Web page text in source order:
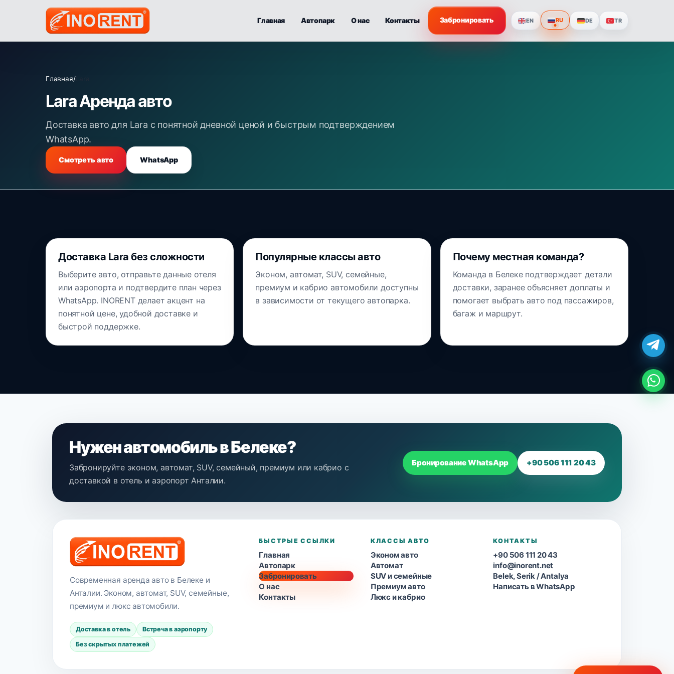
Главная Автопарк О нас Контакты Забронировать EN RU DE TR
Главная/Lara
Lara Аренда авто
Доставка авто для Lara с понятной дневной ценой и быстрым подтверждением
WhatsApp.
Смотреть авто WhatsApp
Доставка Lara без сложности
Выберите авто, отправьте данные отеля
или аэропорта и подтвердите план через
WhatsApp. INORENT делает акцент на
понятной цене, удобной доставке и
быстрой поддержке.
Популярные классы авто
Эконом, автомат, SUV, семейные,
премиум и кабрио автомобили доступны
в зависимости от текущего автопарка.
Почему местная команда?
Команда в Белеке подтверждает детали
доставки, заранее объясняет доплаты и
помогает выбрать авто под пассажиров,
багаж и маршрут.
Нужен автомобиль в Белеке?
Забронируйте эконом, автомат, SUV, семейный, премиум или кабрио с
доставкой в отель и аэропорт Анталии.
Бронирование WhatsApp +90 506 111 20 43
Современная аренда авто в Белеке и
Анталии. Эконом, автомат, SUV, семейные,
премиум и люкс автомобили.
Доставка в отель
Встреча в аэропорту
Без скрытых платежей
БЫСТРЫЕ ССЫЛКИ
Главная
Автопарк
Забронировать
О нас
Контакты
КЛАССЫ АВТО
Эконом авто
Автомат
SUV и семейные
Премиум авто
Люкс и кабрио
КОНТАКТЫ
+90 506 111 20 43
info@inorent.net
Belek, Serik / Antalya
Написать в WhatsApp